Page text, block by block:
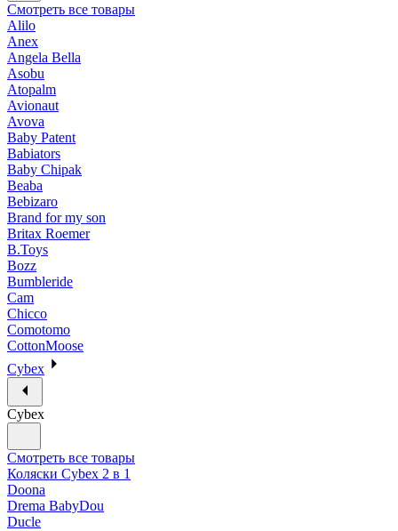
Смотреть все товары
Alilo
Anex
Angela Bella
Asobu
Atopalm
Avionaut
Avova
Baby Patent
Babiators
Baby Chipak
Beaba
Bebizaro
Brand for my son
Britax Roemer
B.Toys
Bozz
Bumbleride
Cam
Chicco
Comotomo
CottonMoose
Cybex
Cybex
Смотреть все товары
Коляски Cybex 2 в 1
Doona
Drema BabyDou
Ducle